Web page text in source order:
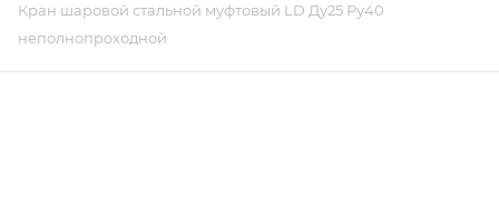
Кран шаровой стальной муфтовый LD Ду25 Ру40
неполнопроходной